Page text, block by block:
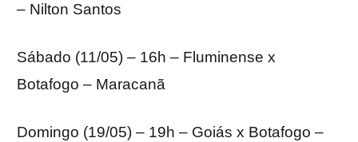
– Nilton Santos
Sábado (11/05) – 16h – Fluminense x
Botafogo – Maracanã
Domingo (19/05) – 19h – Goiás x Botafogo –